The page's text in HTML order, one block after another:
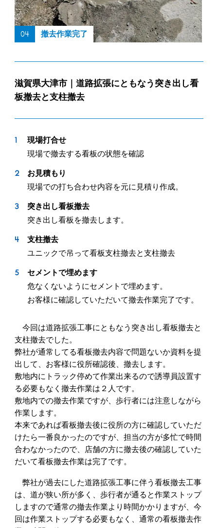
04 撤去作業完了
滋賀県大津市｜道路拡張にともなう突き出し看
板撤去と支柱撤去
現場打合せ
現場で撤去する看板の状態を確認
お見積もり
現場での打ち合わせ内容を元に見積り作成。
突き出し看板撤去
突き出し看板を撤去します。
支柱撤去
ユニックで吊って看板支柱撤去と支柱撤去
セメントで埋めます
危なくないようにセメントで埋めます。
お客様に確認していただいて撤去作業完了です。
今回は道路拡張工事にともなう突き出し看板撤去と
支柱撤去でした。
弊社が通常してる看板撤去内容で問題ないか資料を提
出して、お客様に役所確認後、撤去します。
敷地内にトラック停めて作業出来るので誘導員設置す
る必要もなく撤去作業は２人です。
敷地内での撤去作業ですが、歩行者には注意しながら
作業します。
本来であれば看板撤去後に役所の方に確認していただ
けたら一番良かったのですが、担当の方が多忙で時間
合わなかったので、店舗の方に撤去後の確認していた
だいて看板撤去作業は完了です。
弊社が過去にした道路拡張工事に伴う看板撤去工事
は、道が狭い所が多く、歩行者が通ると作業ストップ
しますので通常の撤去作業より時間かかりますが、今
回は作業ストップする必要もなく、通常の看板撤去作